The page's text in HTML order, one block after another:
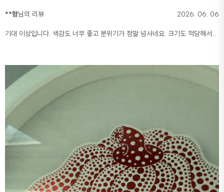
**형님의 리뷰 2026. 06. 06
기대 이상입니다. 색감도 너무 좋고 분위기가 정말 넘사네요. 크기도 적당해서